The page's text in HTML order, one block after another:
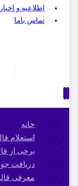
اطلاعیه و اخبار
تماس باما
خانه
استعلام
برخی از
دریافت
معرفی